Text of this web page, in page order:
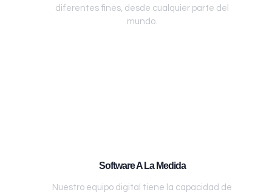
diferentes fines, desde cualquier parte del
mundo.
Software A La Medida
Nuestro equipo digital tiene la capacidad de